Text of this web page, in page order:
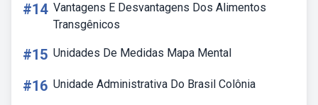
#14 Vantagens E Desvantagens Dos Alimentos
Transgênicos
#15 Unidades De Medidas Mapa Mental
#16 Unidade Administrativa Do Brasil Colônia